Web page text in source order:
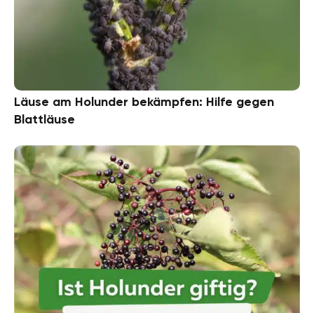
Läuse am Holunder bekämpfen: Hilfe gegen
Blattläuse